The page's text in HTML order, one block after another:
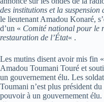
des institutions et la suspension
le lieutenant Amadou Konaré,
d’un « Comité national pour le
restauration de l’État« .
Les mutins disent avoir mis fin «
Amadou Toumani Touré et
un gouvernement élu. Les
Toumani n’est plus président
pouvoir à un gouvernement